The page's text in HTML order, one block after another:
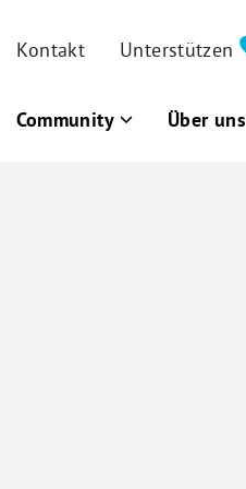
Kontakt Unterstützen
Community Über uns